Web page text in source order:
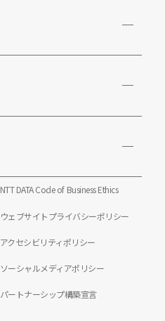
NTT DATA Code of Business Ethics
ウェブサイトプライバシーポリシー
アクセシビリティポリシー
ソーシャルメディアポリシー
パートナーシップ構築宣言